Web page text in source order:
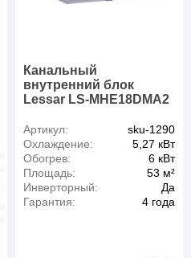
Канальный
внутренний блок
Lessar LS-MHE18DMA2
Артикул:
sku-1290
Охлаждение:
5,27 кВт
Обогрев:
6 кВт
Площадь:
53 м²
Инверторный:
Да
Гарантия:
4 года